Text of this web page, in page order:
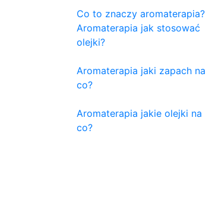
Co to znaczy aromaterapia?
Aromaterapia jak stosować
olejki?
Aromaterapia jaki zapach na
co?
Aromaterapia jakie olejki na
co?